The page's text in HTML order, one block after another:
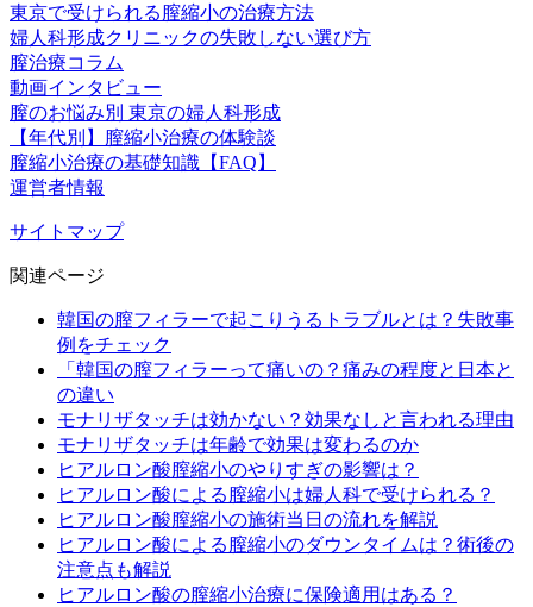
東京で受けられる膣縮小の治療方法
婦人科形成クリニックの失敗しない選び方
膣治療コラム
動画インタビュー
膣のお悩み別 東京の婦人科形成
【年代別】膣縮小治療の体験談
膣縮小治療の基礎知識【FAQ】
運営者情報
サイトマップ
関連ページ
韓国の膣フィラーで起こりうるトラブルとは？失敗事
例をチェック
「韓国の膣フィラーって痛いの？痛みの程度と日本と
の違い
モナリザタッチは効かない？効果なしと言われる理由
モナリザタッチは年齢で効果は変わるのか
ヒアルロン酸膣縮小のやりすぎの影響は？
ヒアルロン酸による膣縮小は婦人科で受けられる？
ヒアルロン酸膣縮小の施術当日の流れを解説
ヒアルロン酸による膣縮小のダウンタイムは？術後の
注意点も解説
ヒアルロン酸の膣縮小治療に保険適用はある？